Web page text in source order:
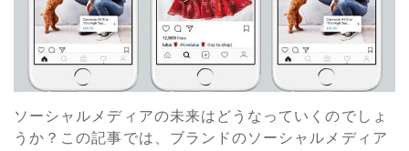
ソーシャルメディアの未来はどうなっていくのでしょ
うか？この記事では、ブランドのソーシャルメディア